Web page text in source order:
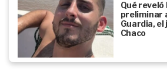
Qué
preliminar
Guardia, el
Chaco